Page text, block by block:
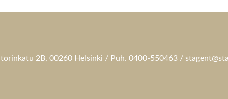
2B, 00260 Helsinki / Puh. 0400-550463 /